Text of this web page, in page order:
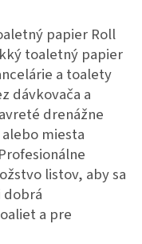
papier Roll
toaletný papier
a toalety
dávkovača a
drenážne
miesta
listov, aby sa
dobrá
a pre